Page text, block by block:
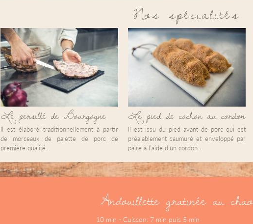
Nos spécialités
Le persillé de Bourgogne
Il est élaboré traditionnellement à partir
de morceaux de palette de porc de
première qualité...
Le pied de cochon au cordon
Il est issu du pied avant de porc qui est
préalablement saumuré et enveloppé par
paire à l’aide d’un cordon...
Andouillette gratinée au
10 min - Cuisson: 7 min puis 5 min